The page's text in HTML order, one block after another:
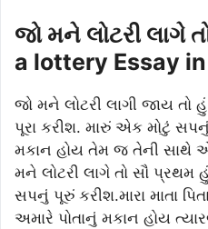
જો મને લોટરી લાગે
a lottery Essay
જો મને લોટરી લાગી જાય તો
પૂરા કરીશ. મારું એક મોટું
મકાન હોય તેમ જ તેની સાથે
મને લોટરી લાગે તો સૌ પ્રથમ
સપનું પૂરું કરીશ.મારા માતા
અમારે પોતાનું મકાન હોય